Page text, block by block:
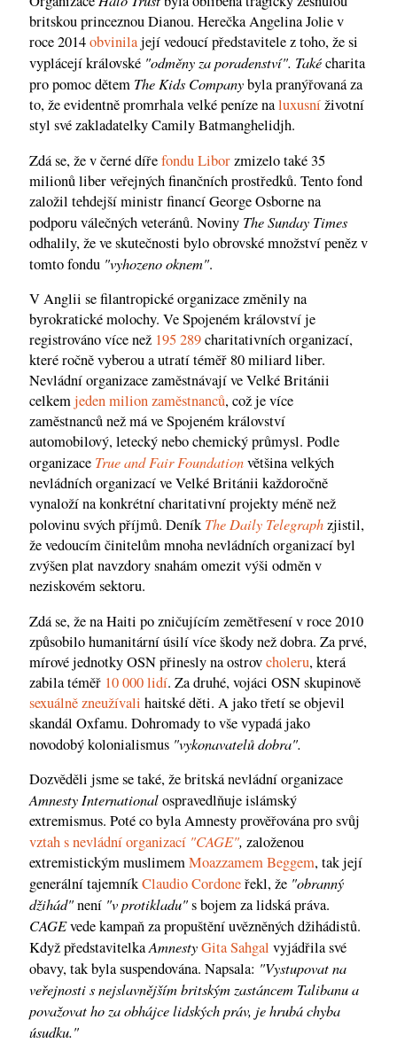
britskou princeznou Dianou. Herečka Angelina Jolie v
roce 2014obvinilajejí vedoucí představitele z toho, že si
vyplácejí královské "odměny za poradenství". Takécharita
pro pomoc dětem The Kids Companybyla pranýřovaná za
to, že evidentně promrhala velké peníze naluxusníživotní
styl své zakladatelky Camily Batmanghelidjh.
Zdá se, že v černé dířefondu Liborzmizelo také 35
milionů liber veřejných finančních prostředků. Tento fond
založil tehdejší ministr financí George Osborne na
podporu válečných veteránů. Noviny The Sunday Times
odhalily, že ve skutečnosti bylo obrovské množství peněz v
tomto fondu "vyhozeno oknem".
V Anglii se filantropické organizace změnily na
byrokratické molochy. Ve Spojeném království je
registrováno více než 195 289charitativních organizací,
které ročně vyberou a utratí téměř 80 miliard liber.
Nevládní organizace zaměstnávají ve Velké Británii
celkemjeden milion zaměstnanců, což je více
zaměstnanců než má ve Spojeném království
automobilový, letecký nebo chemický průmysl. Podle
organizace True and Fair Foundationvětšina velkých
nevládních organizací ve Velké Británii každoročně
vynaloží na konkrétní charitativní projekty méně než
polovinu svých příjmů. DeníkThe Daily Telegraphzjistil,
že vedoucím činitelům mnoha nevládních organizací byl
zvýšen plat navzdory snahám omezit výši odměn v
neziskovém sektoru.
Zdá se, že na Haiti po zničujícím zemětřesení v roce 2010
způsobilo humanitární úsilí více škody než dobra. Za prvé,
mírové jednotky OSN přinesly na ostrovcholeru, která
zabila téměř 10 000 lidí. Za druhé, vojáci OSN skupinově
sexuálně zneužívali haitské děti. A jako třetí se objevil
skandál Oxfamu. Dohromady to vše vypadá jako
novodobý kolonialismus "vykonavatelů dobra".
Dozvěděli jsme se také, že britská nevládní organizace
Amnesty Internationalospravedlňuje islámský
extremismus. Poté co byla Amnesty prověřována pro svůj
vztah s nevládní organizací "CAGE", založenou
extremistickým muslimemMoazzamem Beggem, tak její
generální tajemníkClaudio Cordoneřekl, že "obranný
džihád"není "v protikladu"s bojem za lidská práva.
CAGEvede kampaň za propuštění uvězněných džihádistů.
Když představitelkaAmnestyGita Sahgal vyjádřila své
obavy, tak byla suspendována. Napsala: "Vystupovat na
veřejnosti s nejslavnějším britským zastáncem Talibanu a
považovat ho za obhájce lidských práv, je hrubá chyba
úsudku."